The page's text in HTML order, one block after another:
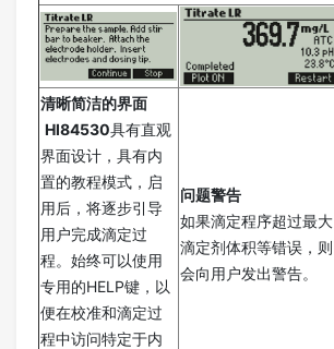
清晰简洁的界面
HI84530具有直观
界面设计，具有内
置的教程模式，启
用后，将逐步引导
用户完成滴定过
程。始终可以使用
专用的HELP键，以
便在校准和滴定过
程中访问特定于内
问题警告
如果滴定程序超过最大
滴定剂体积等错误，则
会向用户发出警告。